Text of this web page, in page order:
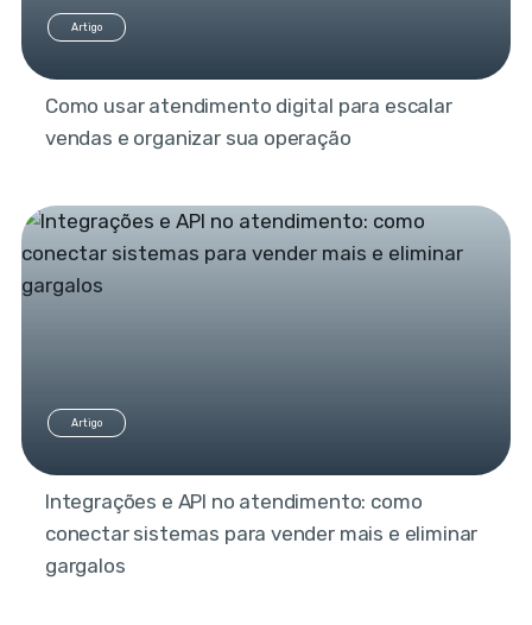
Artigo
Como usar atendimento digital para escalar
vendas e organizar sua operação
Artigo
Integrações e API no atendimento: como
conectar sistemas para vender mais e eliminar
gargalos